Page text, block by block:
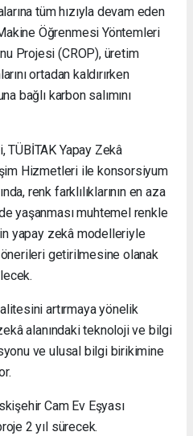
tüm hızıyla devam eden
Öğrenmesi Yöntemleri
Projesi (CROP), üretim
ortadan kaldırırken
bağlı karbon salımını
TÜBİTAK Yapay Zekâ
Hizmetleri ile konsorsiyum
renk farklılıklarının en aza
yaşanması muhtemel renkle
yapay zekâ modelleriyle
getirilmesine olanak
artırmaya yönelik
alanındaki teknoloji ve bilgi
ve ulusal bilgi birikimine
Cam Ev Eşyası
2 yıl sürecek.